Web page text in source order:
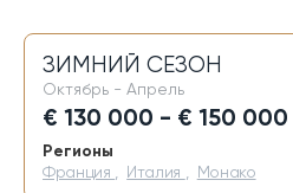
ЗИМНИЙ СЕЗОН
Октябрь - Апрель
€ 130 000 - € 150 000
Регионы
Франция Италия Монако